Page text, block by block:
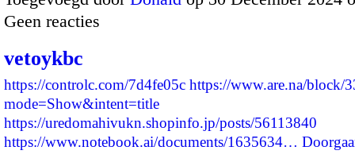
Geen reacties
vetoykbc
https://controlc.com/7d4fe05c https://www.are.na/block/
mode=Show&intent=title
https://uredomahivukn.shopinfo.jp/posts/56113840
https://www.notebook.ai/documents/1635634…